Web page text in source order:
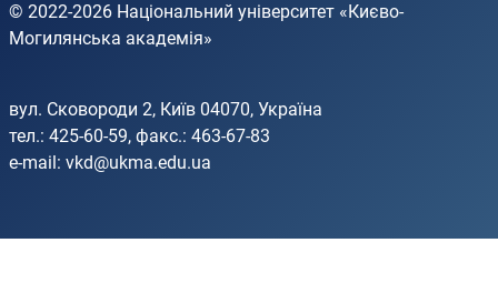
© 2022-2026 Національний університет «Києво-
Могилянська академія»
вул. Сковороди 2, Київ 04070, Україна
тел.: 425-60-59, факс.: 463-67-83
e-mail: vkd@ukma.edu.ua